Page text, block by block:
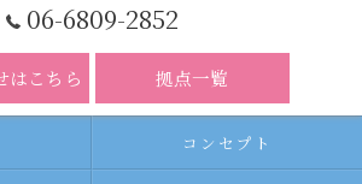
06-6809-2852
はこちら 拠点一覧
コンセプト